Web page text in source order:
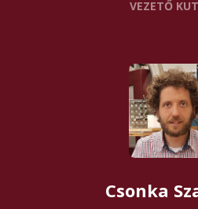
VEZETŐ
Csonka